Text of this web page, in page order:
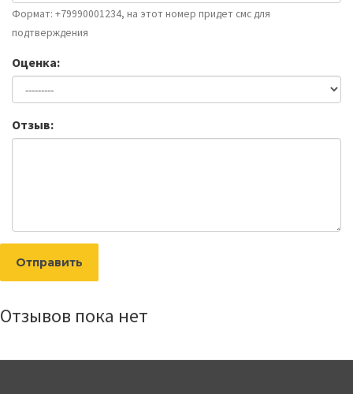
Формат: +79990001234, на этот номер придет смс для
подтверждения
Оценка:
Отзыв:
Отправить
Отзывов пока нет